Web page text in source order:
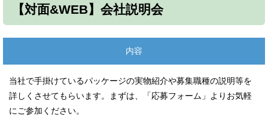
【対面&WEB】会社説明会
内容
当社で手掛けているパッケージの実物紹介や募集職種の説明等を
詳しくさせてもらいます。まずは、「応募フォーム」よりお気軽
にご参加ください。